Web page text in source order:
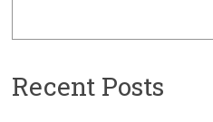
Recent Posts